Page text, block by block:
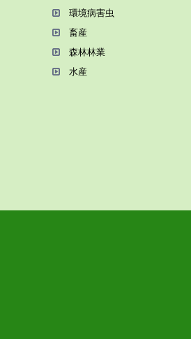
環境病害⾍
畜産
森林林業
⽔産